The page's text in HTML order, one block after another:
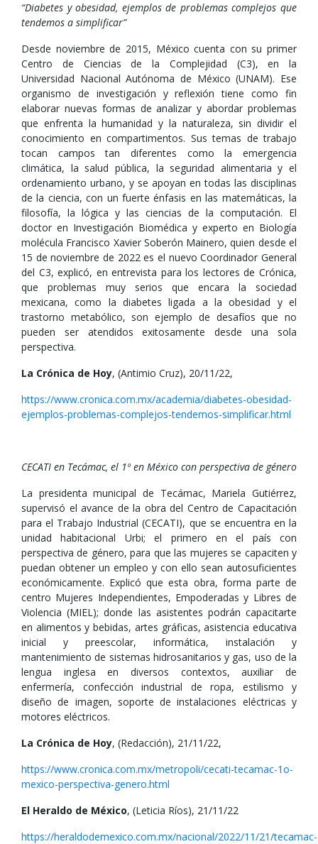
“Diabetes y obesidad, ejemplos de problemas complejos que
tendemos a simplificar”
Desde noviembre de 2015, México cuenta con su primer
Centro de Ciencias de la Complejidad (C3), en la
Universidad Nacional Autónoma de México (UNAM). Ese
organismo de investigación y reflexión tiene como fin
elaborar nuevas formas de analizar y abordar problemas
que enfrenta la humanidad y la naturaleza, sin dividir el
conocimiento en compartimentos. Sus temas de trabajo
tocan campos tan diferentes como la emergencia
climática, la salud pública, la seguridad alimentaria y el
ordenamiento urbano, y se apoyan en todas las disciplinas
de la ciencia, con un fuerte énfasis en las matemáticas, la
filosofía, la lógica y las ciencias de la computación. El
doctor en Investigación Biomédica y experto en Biología
molécula Francisco Xavier Soberón Mainero, quien desde el
15 de noviembre de 2022 es el nuevo Coordinador General
del C3, explicó, en entrevista para los lectores de Crónica,
que problemas muy serios que encara la sociedad
mexicana, como la diabetes ligada a la obesidad y el
trastorno metabólico, son ejemplo de desafíos que no
pueden ser atendidos exitosamente desde una sola
perspectiva.
La Crónica de Hoy, (Antimio Cruz), 20/11/22,
https://www.cronica.com.mx/academia/diabetes-obesidad-
ejemplos-problemas-complejos-tendemos-simplificar.html
CECATI en Tecámac, el 1º en México con perspectiva de género
La presidenta municipal de Tecámac, Mariela Gutiérrez,
supervisó el avance de la obra del Centro de Capacitación
para el Trabajo Industrial (CECATI), que se encuentra en la
unidad habitacional Urbi; el primero en el país con
perspectiva de género, para que las mujeres se capaciten y
puedan obtener un empleo y con ello sean autosuficientes
económicamente. Explicó que esta obra, forma parte de
centro Mujeres Independientes, Empoderadas y Libres de
Violencia (MIEL); donde las asistentes podrán capacitarte
en alimentos y bebidas, artes gráficas, asistencia educativa
inicial y preescolar, informática, instalación y
mantenimiento de sistemas hidrosanitarios y gas, uso de la
lengua inglesa en diversos contextos, auxiliar de
enfermería, confección industrial de ropa, estilismo y
diseño de imagen, soporte de instalaciones eléctricas y
motores eléctricos.
La Crónica de Hoy, (Redacción), 21/11/22,
https://www.cronica.com.mx/metropoli/cecati-tecamac-1o-
mexico-perspectiva-genero.html
El Heraldo de México, (Leticia Ríos), 21/11/22
https://heraldodemexico.com.mx/nacional/2022/11/21/tecamac-